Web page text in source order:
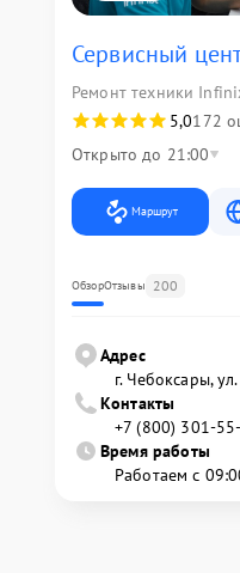
Сервисный
Ремонт техники
5,0172
Открыто до 21:00
Маршрут
ОбзорОтзывы 200
Адрес
г. Чебоксары,
Контакты
+7 (800) 301-
Время работы
Работаем с